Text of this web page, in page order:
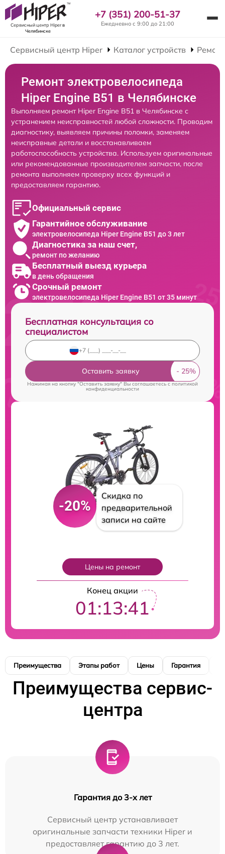
Сервисный центр Hiperв
Челябинске
+7 (351) 200-51-37
Ежедневно с 9:00 до 21:00
Сервисный центр Hiper Каталог устройств
Ремонт электровелосипеда
Hiper Engine B51 в Челябинске
Выполняем ремонт Hiper Engine B51 в Челябинске с
устранением неисправностей любой сложности. Проводим
диагностику, выявляем причины поломки, заменяем
неисправные детали и восстанавливаем
работоспособность устройства. Используем оригинальные
или рекомендованные производителем запчасти, после
ремонта выполняем проверку всех функций и
предоставляем гарантию.
Официальный сервис
Гарантийное обслуживание
электровелосипеда Hiper Engine B51 до 3 лет
Диагностика за наш счет,
ремонт по желанию
Бесплатный выезд курьера
в день обращения
Срочный ремонт
электровелосипеда Hiper Engine B51 от 35 минут
Бесплатная консультация со
специалистом
Оставить заявку
Нажимая на кнопку "Оставить заявку" Вы соглашаетесь cполитикой
конфиденциальности
-20%
Скидка по
предварительной
записи на сайте
Цены на ремонт
Конец акции
01:13:40
Преимущества Этапы работ Цены Гарантия
Преимущества сервис-
центра
Гарантия до 3-х лет
Сервисный центр устанавливает
оригинальные запчасти техники Hiper и
предоставляет гарантию до 3 лет.